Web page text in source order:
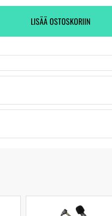
LISÄÄ OSTOSKORIIN